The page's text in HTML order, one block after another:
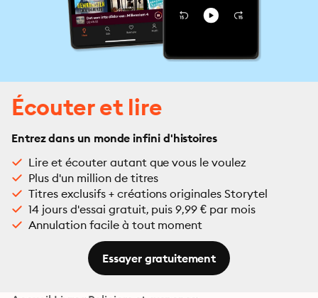
Écouter et lire
Entrez dans un monde infini d'histoires
Lire et écouter autant que vous le voulez
Plus d'un million de titres
Titres exclusifs + créations originales Storytel
14 jours d'essai gratuit, puis 9,99 € par mois
Annulation facile à tout moment
Essayer gratuitement